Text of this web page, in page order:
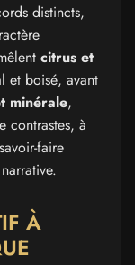
distincts,
citrus et
et boisé, avant
minérale,
contrastes, à
faire
À